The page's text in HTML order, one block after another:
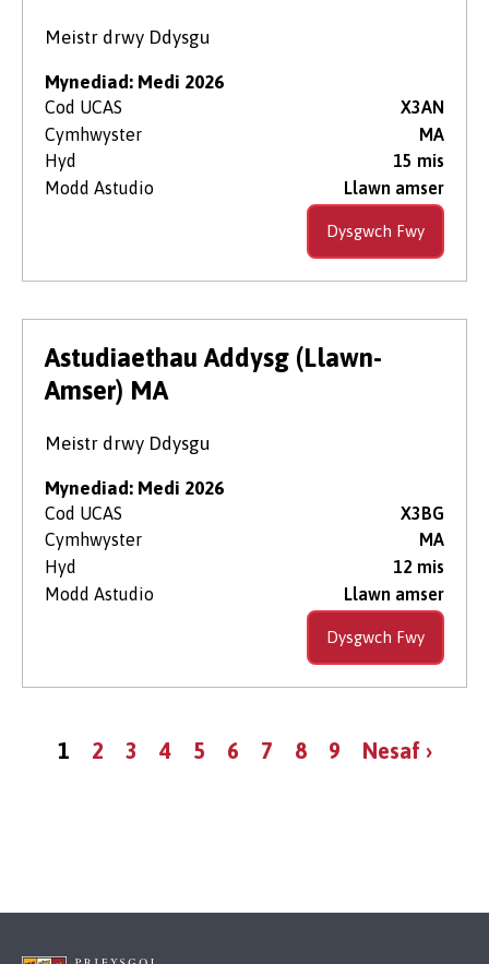
Meistr drwy Ddysgu
Mynediad: Medi 2026
Cod UCAS
X3AN
Cymhwyster
MA
Hyd
15 mis
Modd Astudio
Llawn amser
Dysgwch Fwy
Astudiaethau Addysg (Llawn-
Amser) MA
Meistr drwy Ddysgu
Mynediad: Medi 2026
Cod UCAS
X3BG
Cymhwyster
MA
Hyd
12 mis
Modd Astudio
Llawn amser
Dysgwch Fwy
Tudaleniad
Tudalen
1 Page
2 Page
3 Page
4 Page
5 Page
6 Page
7 Page
8 Page
9
Tudalen
Nesaf ›